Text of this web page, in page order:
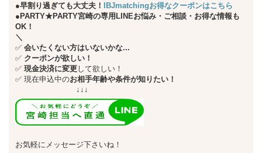
●早割り過ぎても大丈夫！ IBJmatchingお得なクーポンはこちら
●PARTY★PARTY宮崎の専用LINEお悩み・ご相談・お得な情報も
OK！
＼
✅ 会いたくない方はいないかな...
✅ クーポンが欲しい！
✅ 現金決済に変更して欲しい！
✅ 現在申込中のお相手年齢や条件が知りたい！
↓↓↓
お気軽にメッセージ下さいね！